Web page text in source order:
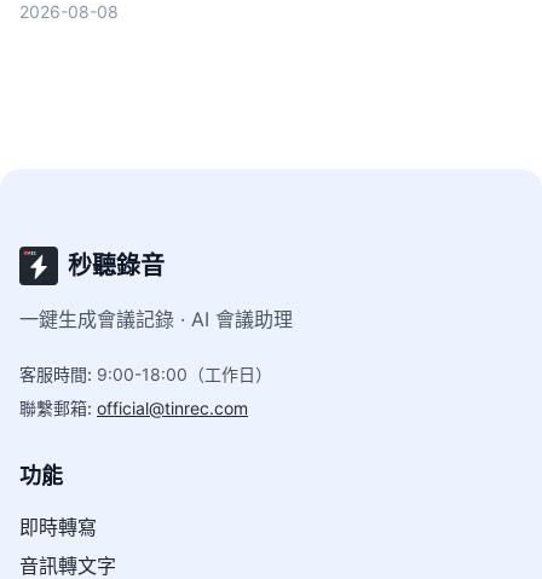
2026-08-08
秒聽錄音
一鍵生成會議記錄 · AI 會議助理
客服時間: 9:00-18:00（工作日）
聯繫郵箱: official@tinrec.com
功能
即時轉寫
音訊轉文字